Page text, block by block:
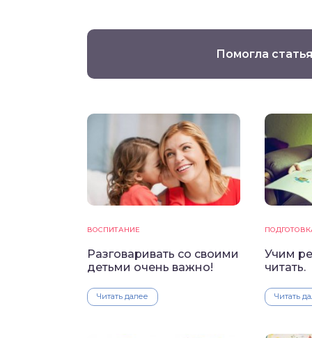
Помогла
ВОСПИТАНИЕ
Разговаривать со своими
детьми очень важно!
Читать далее
Учим
читать.
Читать